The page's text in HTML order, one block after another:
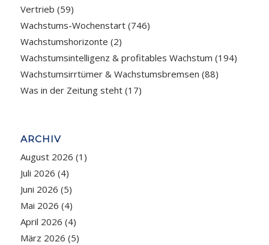
Vertrieb (59)
Wachstums-Wochenstart(746)
Wachstumshorizonte (2)
Wachstumsintelligenz & profitables Wachstum (194)
Wachstumsirrtümer & Wachstumsbremsen (88)
Was in der Zeitung steht(17)
ARCHIV
August 2026 (1)
Juli 2026 (4)
Juni 2026 (5)
Mai 2026 (4)
April 2026 (4)
März 2026 (5)